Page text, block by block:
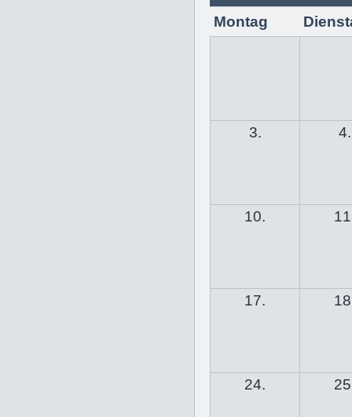
Montag
3. 4.
10.
17.
24.